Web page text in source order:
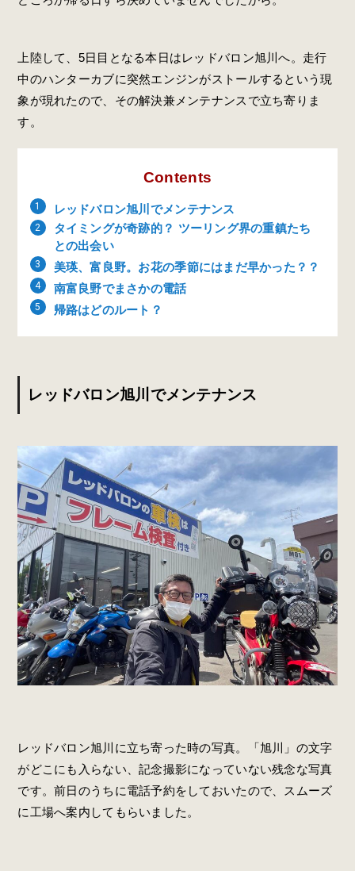
上陸して、5日目となる本日はレッドバロン旭川へ。走行
中のハンターカブに突然エンジンがストールするという現
象が現れたので、その解決兼メンテナンスで立ち寄りま
す。
Contents
レッドバロン旭川でメンテナンス
タイミングが奇跡的？ ツーリング界の重鎮たち
との出会い
美瑛、富良野。お花の季節にはまだ早かった？？
南富良野でまさかの電話
帰路はどのルート？
レッドバロン旭川でメンテナンス
レッドバロン旭川に立ち寄った時の写真。「旭川」の文字
がどこにも入らない、記念撮影になっていない残念な写真
です。前日のうちに電話予約をしておいたので、スムーズ
に工場へ案内してもらいました。